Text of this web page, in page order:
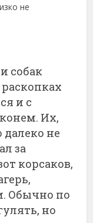
не
собак
и с
Их,
далеко не
за
корсаков,
Обычно по
но